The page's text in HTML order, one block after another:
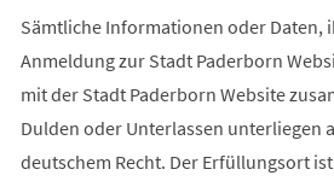
Sämtliche Informationen oder Daten,
Anmeldung zur Stadt Paderborn
mit der Stadt Paderborn Website
Dulden oder Unterlassen unterliegen
deutschem Recht. Der Erfüllungsort